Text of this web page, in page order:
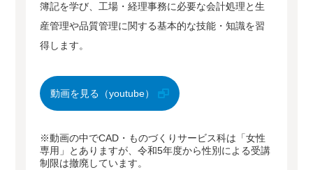
簿記を学び、工場・経理事務に必要な会計処理と生
産管理や品質管理に関する基本的な技能・知識を習
得します。
動画を見る（youtube）
※動画の中でCAD・ものづくりサービス科は「女性
専用」とありますが、令和5年度から性別による受講
制限は撤廃しています。